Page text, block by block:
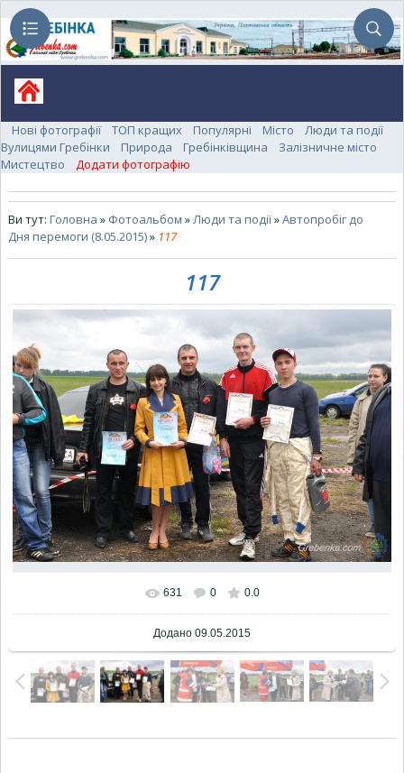
Нові фотографії ТОП кращих Популярні Місто
Люди та події
Вулицями Гребінки
Природа Гребінківщина
Залізничне місто
Мистецтво
Додати фотографію
Ви тут: Головна » Фотоальбом » Люди та події»Автопробіг до
Дня перемоги (8.05.2015)» 117
117
631 0 0.0
Додано 09.05.2015